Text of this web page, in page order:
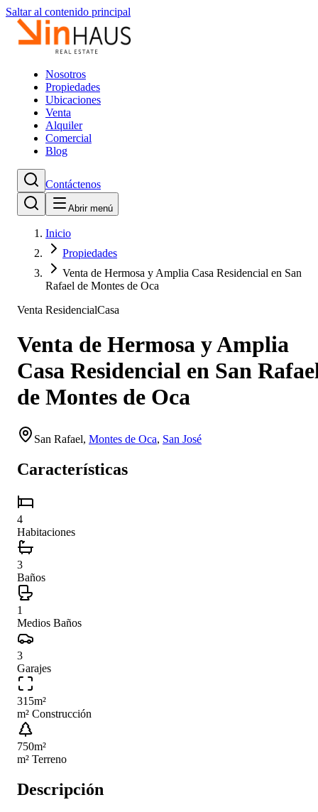
Saltar al contenido principal
Nosotros
Propiedades
Ubicaciones
Venta
Alquiler
Comercial
Blog
Contáctenos
Abrir menú
Inicio
Propiedades
Venta de Hermosa y Amplia Casa Residencial en San
Rafael de Montes de Oca
Venta ResidencialCasa
Venta de Hermosa y Amplia
Casa Residencial en San
de Montes de Oca
San Rafael, Montes de Oca, San José
Características
4
Habitaciones
3
Baños
1
Medios Baños
3
Garajes
315m²
m² Construcción
750m²
m² Terreno
Descripción